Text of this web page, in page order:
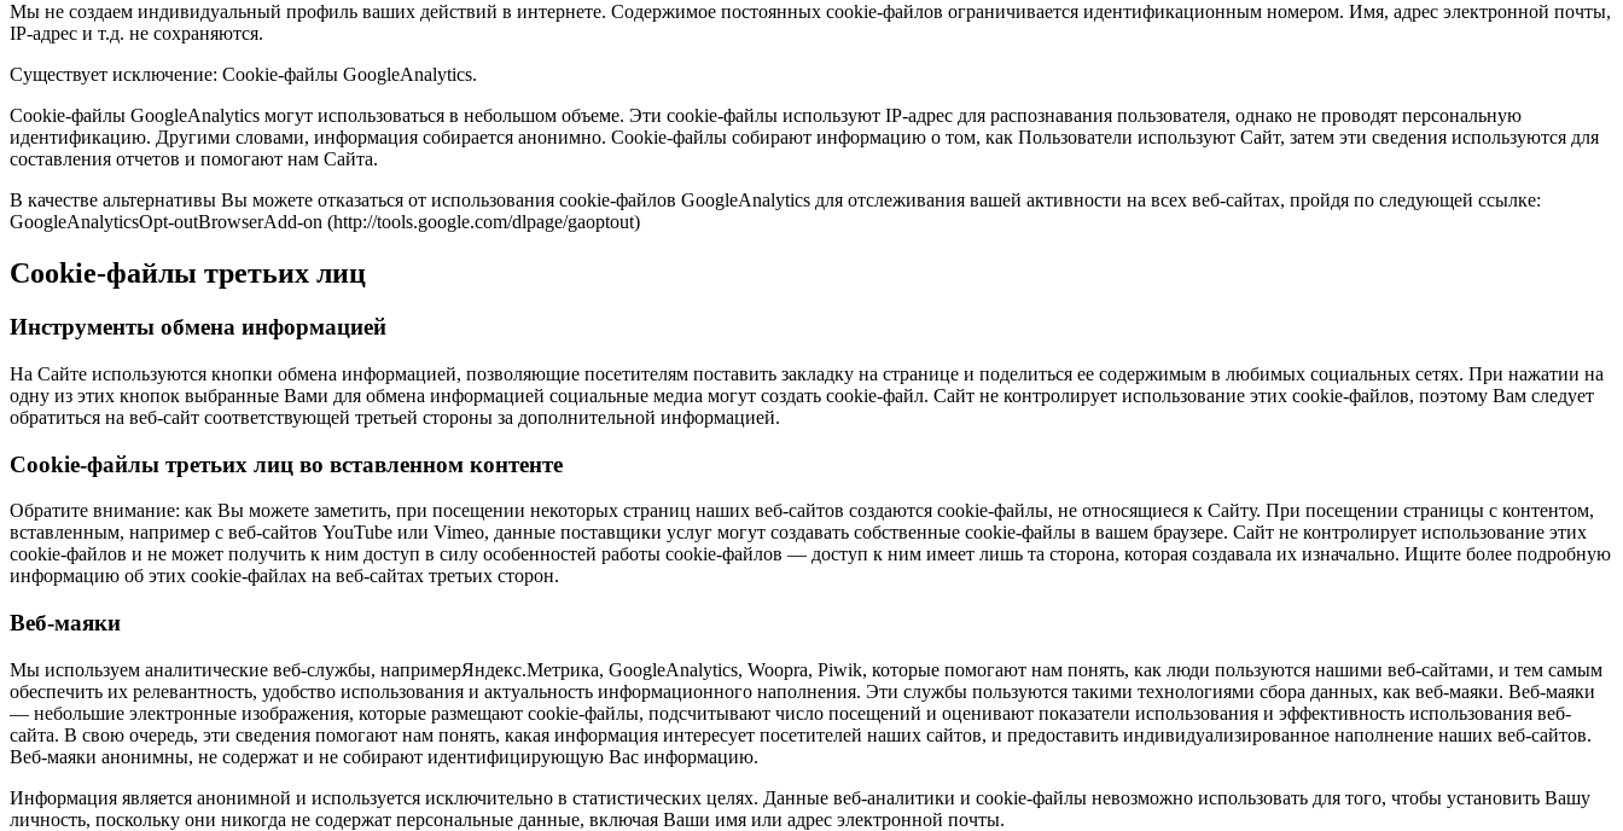
Мы не создаем индивидуальный профиль ваших действий в интернете. Содержимое постоянных cookie-файлов ограничивается идентификационным номером. Имя, адрес электронной почты,
IP-адрес и т.д. не сохраняются.
Существует исключение: Cookie-файлы GoogleAnalytics.
Cookie-файлы GoogleAnalytics могут использоваться в небольшом объеме. Эти cookie-файлы используют IP-адрес для распознавания пользователя, однако не проводят персональную
идентификацию. Другими словами, информация собирается анонимно. Cookie-файлы собирают информацию о том, как Пользователи используют Сайт, затем эти сведения используются для
составления отчетов и помогают нам Сайта.
В качестве альтернативы Вы можете отказаться от использования cookie-файлов GoogleAnalytics для отслеживания вашей активности на всех веб-сайтах, пройдя по следующей ссылке:
GoogleAnalyticsOpt-outBrowserAdd-on (http://tools.google.com/dlpage/gaoptout)
Cookie-файлы третьих лиц
Инструменты обмена информацией
На Сайте используются кнопки обмена информацией, позволяющие посетителям поставить закладку на странице и поделиться ее содержимым в любимых социальных сетях. При нажатии на
одну из этих кнопок выбранные Вами для обмена информацией социальные медиа могут создать cookie-файл. Сайт не контролирует использование этих cookie-файлов, поэтому Вам следует
обратиться на веб-сайт соответствующей третьей стороны за дополнительной информацией.
Cookie-файлы третьих лиц во вставленном контенте
Обратите внимание: как Вы можете заметить, при посещении некоторых страниц наших веб-сайтов создаются cookie-файлы, не относящиеся к Сайту. При посещении страницы с контентом,
вставленным, например с веб-сайтов YouTube или Vimeo, данные поставщики услуг могут создавать собственные cookie-файлы в вашем браузере. Сайт не контролирует использование этих
cookie-файлов и не может получить к ним доступ в силу особенностей работы cookie-файлов — доступ к ним имеет лишь та сторона, которая создавала их изначально. Ищите более подробную
информацию об этих cookie-файлах на веб-сайтах третьих сторон.
Веб-маяки
Мы используем аналитические веб-службы, напримерЯндекс.Метрика, GoogleAnalytics, Woopra, Piwik, которые помогают нам понять, как люди пользуются нашими веб-сайтами, и тем самым
обеспечить их релевантность, удобство использования и актуальность информационного наполнения. Эти службы пользуются такими технологиями сбора данных, как веб-маяки. Веб-маяки
— небольшие электронные изображения, которые размещают cookie-файлы, подсчитывают число посещений и оценивают показатели использования и эффективность использования веб-
сайта. В свою очередь, эти сведения помогают нам понять, какая информация интересует посетителей наших сайтов, и предоставить индивидуализированное наполнение наших веб-сайтов.
Веб-маяки анонимны, не содержат и не собирают идентифицирующую Вас информацию.
Информация является анонимной и используется исключительно в статистических целях. Данные веб-аналитики и cookie-файлы невозможно использовать для того, чтобы установить Вашу
личность, поскольку они никогда не содержат персональные данные, включая Ваши имя или адрес электронной почты.